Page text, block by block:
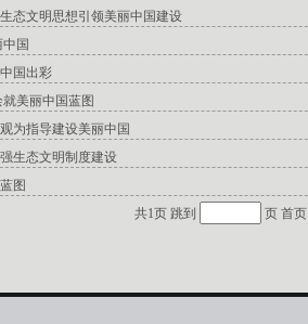
态文明思想引领美丽中国建设
国
国出彩
美丽中国蓝图
为指导建设美丽中国
生态文明制度建设
图
共1页 跳到
页 首页